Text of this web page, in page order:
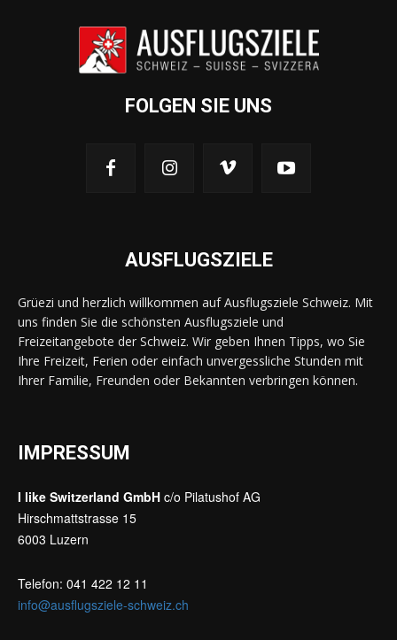
FOLGEN SIE UNS
AUSFLUGSZIELE
Grüezi und herzlich willkommen auf Ausflugsziele Schweiz. Mit
uns finden Sie die schönsten Ausflugsziele und
Freizeitangebote der Schweiz. Wir geben Ihnen Tipps, wo Sie
Ihre Freizeit, Ferien oder einfach unvergessliche Stunden mit
Ihrer Familie, Freunden oder Bekannten verbringen können.
IMPRESSUM
I like Switzerland GmbH c/o Pilatushof AG
Hirschmattstrasse 15
6003 Luzern
Telefon: 041 422 12 11
info@ausflugsziele-schweiz.ch